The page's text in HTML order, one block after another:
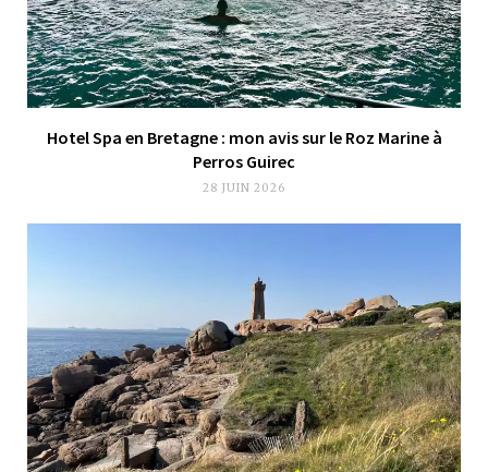
Hotel Spa en Bretagne : mon avis sur le Roz Marine à
Perros Guirec
28 JUIN 2026